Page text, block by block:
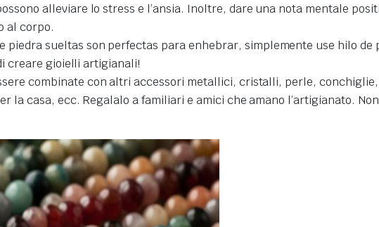
alleviare lo stress e l’ansia. Inoltre, dare una nota mentale
al corpo.
piedra sueltas son perfectas para enhebrar, simplemente use hilo
creare gioielli artigianali!
combinate con altri accessori metallici, cristalli, perle,
la casa, ecc. Regalalo a familiari e amici che amano l’artigianato.